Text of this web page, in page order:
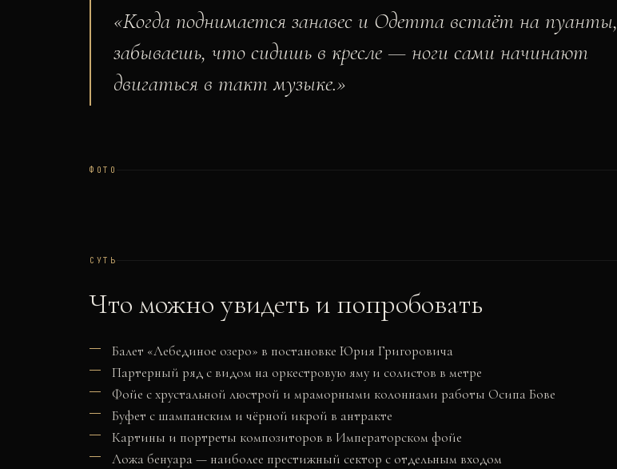
«Когда поднимается занавес и Одетта встаёт на пуанты,
забываешь, что сидишь в кресле — ноги сами начинают
двигаться в такт музыке.»
ФОТО
СУТЬ
Что можно увидеть и попробовать
Балет «Лебединое озеро» в постановке Юрия Григоровича
Партерный ряд с видом на оркестровую яму и солистов в метре
Фойе с хрустальной люстрой и мраморными колоннами работы Осипа Бове
Буфет с шампанским и чёрной икрой в антракте
Картины и портреты композиторов в Императорском фойе
Ложа бенуара — наиболее престижный сектор с отдельным входом